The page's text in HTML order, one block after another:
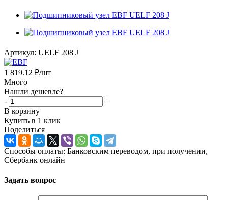
Артикул: UELF 208 J
1 819.12 ₽/шт
Много
Нашли дешевле?
-
+
В корзину
Купить в 1 клик
Поделиться
Способы оплаты: Банковским переводом, при получении,
Сбербанк онлайн
Задать вопрос